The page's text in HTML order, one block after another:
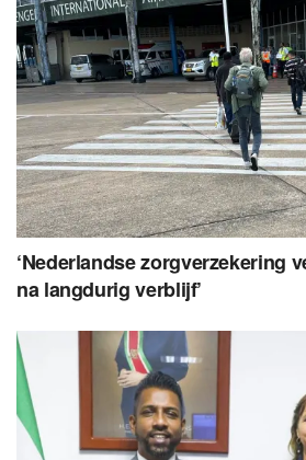
‘Nederlandse zorgverzekering
na langdurig verblijf’